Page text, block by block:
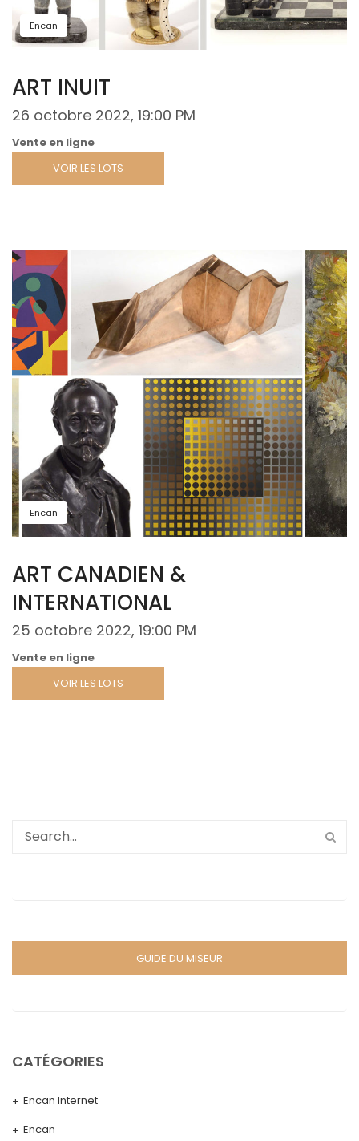
Encan
ART INUIT
26 octobre 2022, 19:00 PM
Vente en ligne
VOIR LES LOTS
Encan
ART CANADIEN &
INTERNATIONAL
25 octobre 2022, 19:00 PM
Vente en ligne
VOIR LES LOTS
GUIDE DU MISEUR
CATÉGORIES
Encan Internet
Encan